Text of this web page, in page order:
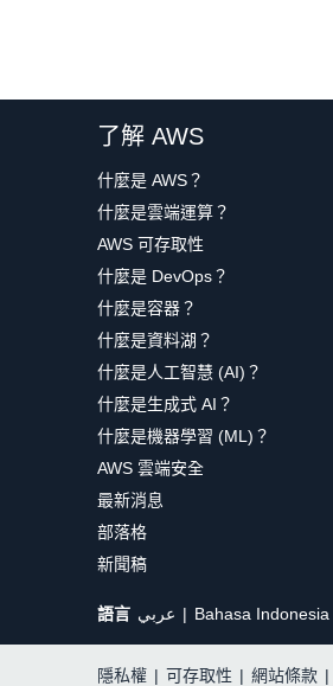
了解 AWS
什麼是 AWS？
什麼是雲端運算？
AWS 可存取性
什麼是 DevOps？
什麼是容器？
什麼是資料湖？
什麼是人工智慧 (AI)？
什麼是生成式 AI？
什麼是機器學習 (ML)？
AWS 雲端安全
最新消息
部落格
新聞稿
語言 عربي Bahasa Indonesia
隱私權 | 可存取性 | 網站條款 |